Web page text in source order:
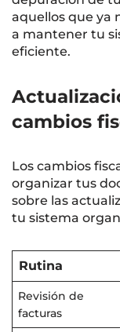
aquellos que ya
a mantener tu
eficiente.
cambios
Los cambios
organizar tus
sobre las
tu sistema
Rutina
Revisión de
facturas